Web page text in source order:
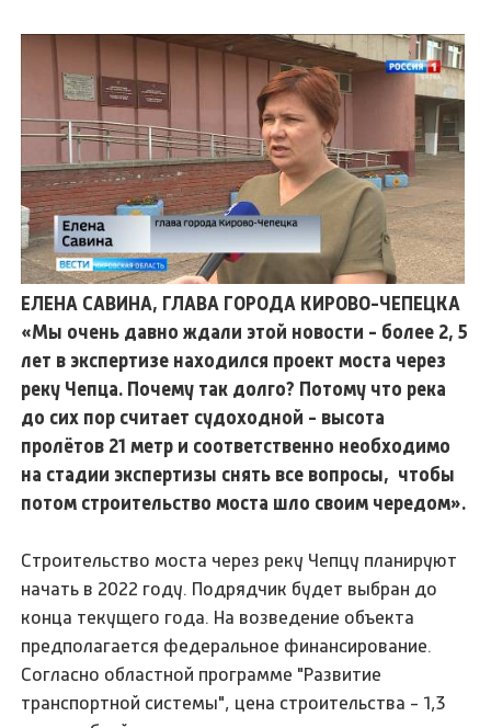
ЕЛЕНА САВИНА, ГЛАВА ГОРОДА КИРОВО-ЧЕПЕЦКА
«Мы очень давно ждали этой новости - более 2, 5
лет в экспертизе находился проект моста через
реку Чепца. Почему так долго? Потому что река
до сих пор считает судоходной - высота
пролётов 21 метр и соответственно необходимо
на стадии экспертизы снять все вопросы, чтобы
потом строительство моста шло своим чередом».
Строительство моста через реку Чепцу планируют
начать в 2022 году. Подрядчик будет выбран до
конца текущего года. На возведение объекта
предполагается федеральное финансирование.
Согласно областной программе "Развитие
транспортной системы", цена строительства - 1,3